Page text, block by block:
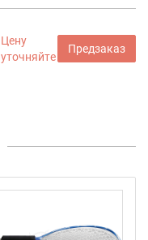
Цену
уточняйте
Предзаказ